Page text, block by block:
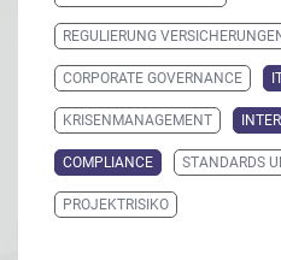
REGULIERUNG
CORPORATE GOVERNANCE
KRISENMANAGEMENT
COMPLIANCE STANDARDS
PROJEKTRISIKO